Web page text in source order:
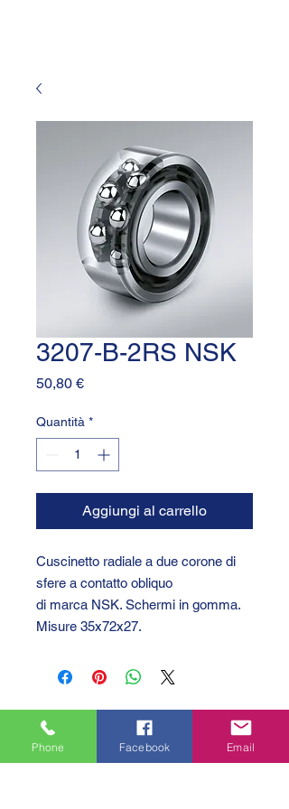
3207-B-2RS NSK
50,80 €Prezzo
Quantità *
Aggiungi al carrello
Cuscinetto radiale a due corone di
sfere a contatto obliquo
di marca NSK. Schermi in gomma.
Misure 35x72x27.
Phone Facebook Email